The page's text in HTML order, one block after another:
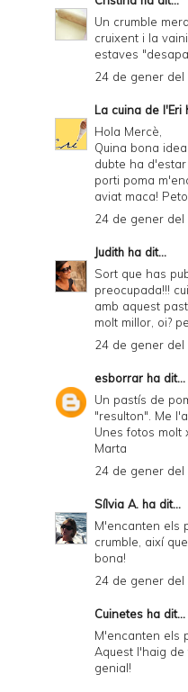
Un crumble
cruixent i la
estaves
24 de gener del
La cuina de l'Eri
Hola Mercè,
Quina bona
dubte ha
porti poma
aviat maca!
24 de gener del
Judith ha dit...
Sort que has
preocupada!!!
amb aquest
molt millor, oi?
24 de gener
esborrar ha dit...
Un pastís de
"resulton". Me
Unes fotos molt
Marta
24 de gener del
Sílvia A. ha dit...
M'encanten els
crumble, així
bona!
24 de gener del
Cuinetes ha dit...
M'encanten els
Aquest l'haig de
genial!